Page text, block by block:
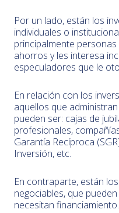
Por un lado, están los
individuales o
principalmente
ahorros y les interesa
especuladores que le
En relación con los
aquellos que
pueden ser: cajas de
profesionales,
Garantía Recíproca
Inversión, etc.
En contraparte, están
negociables, que
necesitan